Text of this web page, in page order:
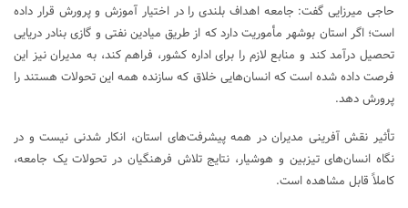
حاجی میرزایی گفت: جامعه اهداف بلندی را در اختیار آموزش و پرورش قرار داده
است؛ اگر استان بوشهر مأموریت دارد که از طریق میادین نفتی و گازی بنادر دریایی
تحصیل درآمد کند و منابع لازم را برای اداره کشور، فراهم کند، به مدیران نیز این
فرصت داده شده است که انسان‌هایی خلاق که سازنده همه این تحولات هستند را
پرورش دهد.
تأثیر نقش آفرینی مدیران در همه پیشرفت‌های استان، انکار شدنی نیست و در
نگاه انسان‌های تیزبین و هوشیار، نتایج تلاش فرهنگیان در تحولات یک جامعه،
کاملاً قابل مشاهده است.